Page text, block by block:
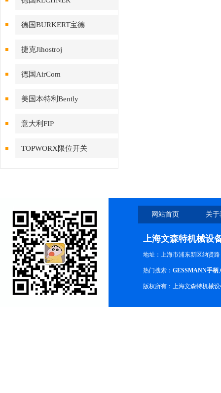
德国BURKERT宝德
捷克Jihostroj
德国AirCom
美国本特利Bently
意大利FIP
TOPWORX限位开关
网站首页 关
上海文森特机械设
地址：上海市浦东新区纳贤路
热门搜索： GESSMANN手柄,
版权所有：上海文森特机械